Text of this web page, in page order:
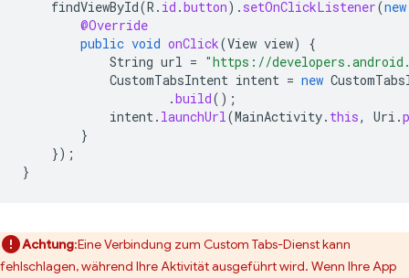
findViewById(R . id .button). setOnClickListener(new
@Override
public void onClick(View view)
{
String url = "https://
CustomTabsIntent intent = new
.build();
intent. launchUrl(MainActivity. this, Uri .
}
});
}
Achtung:Eine Verbindung zum Custom Tabs-Dienst kann
fehlschlagen, während Ihre Aktivität ausgeführt wird. Wenn Ihre App